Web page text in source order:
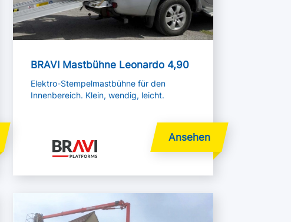
BRAVI Mastbühne Leonardo 4,90
Elektro-Stempelmastbühne für den
Innenbereich. Klein, wendig, leicht.